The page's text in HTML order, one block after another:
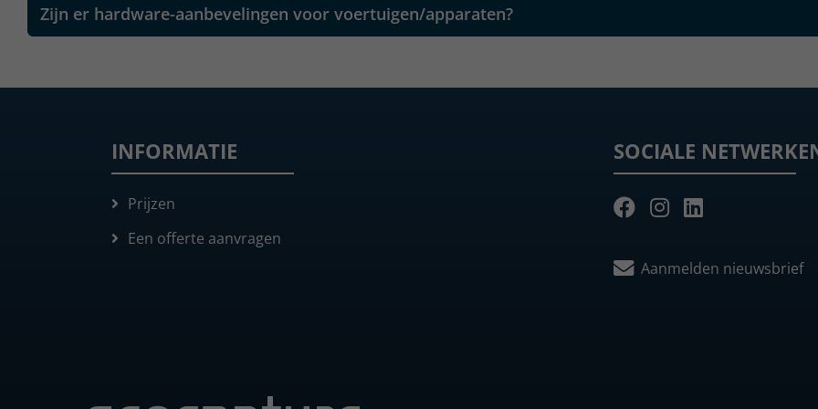
Zijn er hardware-aanbevelingen voor voertuigen/apparaten?
INFORMATIE
Prijzen
Een offerte aanvragen
SOCIALE
Aanmelden nieuwsbrief